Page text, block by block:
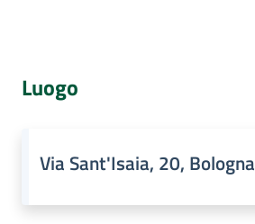
Assemblea
legislativa
Luogo
Via Sant'Isaia, 20, Bologna